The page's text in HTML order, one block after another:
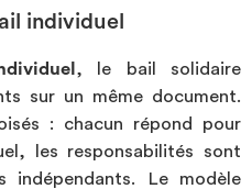
individuel
, le bail solidaire
sur un même document.
: chacun répond pour
les responsabilités sont
indépendants. Le modèle